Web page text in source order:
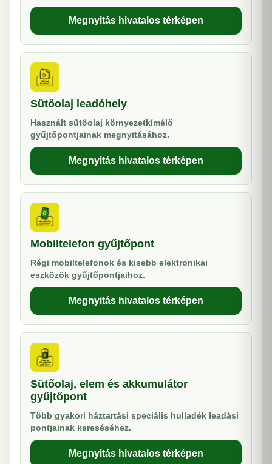
Megnyitás hivatalos térképen
Sütőolaj leadóhely
Használt sütőolaj környezetkímélő
gyűjtőpontjainak megnyitásához.
Megnyitás hivatalos térképen
Mobiltelefon gyűjtőpont
Régi mobiltelefonok és kisebb elektronikai
eszközök gyűjtőpontjaihoz.
Megnyitás hivatalos térképen
Sütőolaj, elem és akkumulátor
gyűjtőpont
Több gyakori háztartási speciális hulladék leadási
pontjainak kereséséhez.
Megnyitás hivatalos térképen